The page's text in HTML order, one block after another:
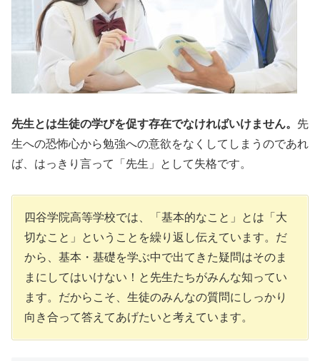
先生とは生徒の学びを促す存在でなければいけません。 先
生への恐怖心から勉強への意欲をなくしてしまうのであれ
ば、はっきり言って「先生」として失格です。
四谷学院高等学校では、「基本的なこと」とは「大
切なこと」ということを繰り返し伝えています。だ
から、基本・基礎を学ぶ中で出てきた疑問はそのま
まにしてはいけない！と先生たちがみんな知ってい
ます。だからこそ、生徒のみんなの質問にしっかり
向き合って答えてあげたいと考えています。